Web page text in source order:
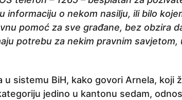
informaciju o nekom nasilju, ili bilo
pomoć za sve građane, bez obzira
potrebu za nekim pravnim
u sistemu BiH, kako govori Arnela, koji
jedino u kantonu sedam,